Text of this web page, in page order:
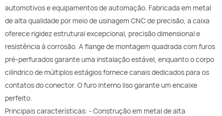
automotivos e equipamentos de automação. Fabricada em metal
de alta qualidade por meio de usinagem CNC de precisão, a caixa
oferece rigidez estrutural excepcional, precisão dimensional e
resistência à corrosão. A flange de montagem quadrada com furos
pré-perfurados garante uma instalação estável, enquanto o corpo
cilíndrico de múltiplos estágios fornece canais dedicados para os
contatos do conector. O furo interno liso garante um encaixe
perfeito.
Principais características: - Construção em metal de alta